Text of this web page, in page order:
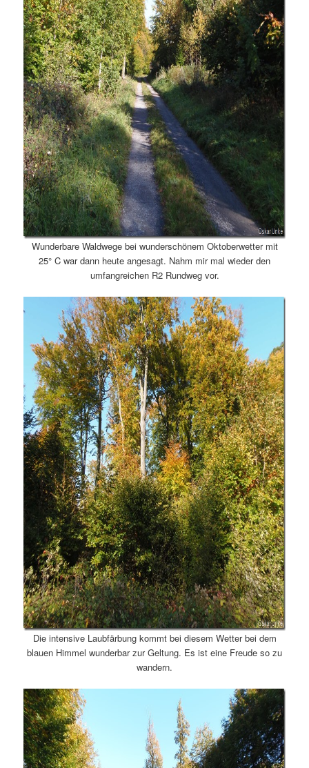
Wunderbare Waldwege bei wunderschönem Oktoberwetter mit
25° C war dann heute angesagt. Nahm mir mal wieder den
umfangreichen R2 Rundweg vor.
Die intensive Laubfärbung kommt bei diesem Wetter bei dem
blauen Himmel wunderbar zur Geltung. Es ist eine Freude so zu
wandern.